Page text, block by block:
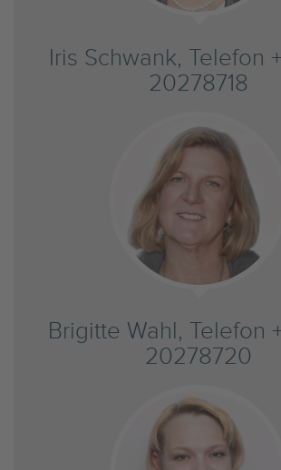
Iris Schwank, Telefon
20278718
Brigitte Wahl, Telefon
20278720